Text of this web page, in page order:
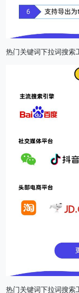
热门关键词下拉词搜索
热门关键词下拉词搜索